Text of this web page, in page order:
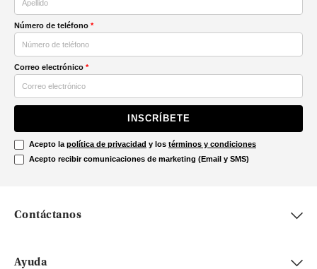
Número de teléfono *
Correo electrónico *
INSCRÍBETE
Acepto la política de privacidad y los términos y condiciones
Acepto recibir comunicaciones de marketing (Email y SMS)
Contáctanos
Ayuda